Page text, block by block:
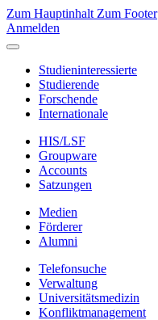
Zum Hauptinhalt Zum Footer
Anmelden
Studieninteressierte
Studierende
Forschende
Internationale
HIS/LSF
Groupware
Accounts
Satzungen
Medien
Förderer
Alumni
Telefonsuche
Verwaltung
Universitätsmedizin
Konfliktmanagement